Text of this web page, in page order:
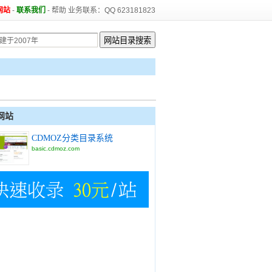
站 - 联系我们 - 帮助 业务联系：QQ 623181823
站
CDMOZ分类目录系统
basic.cdmoz.com